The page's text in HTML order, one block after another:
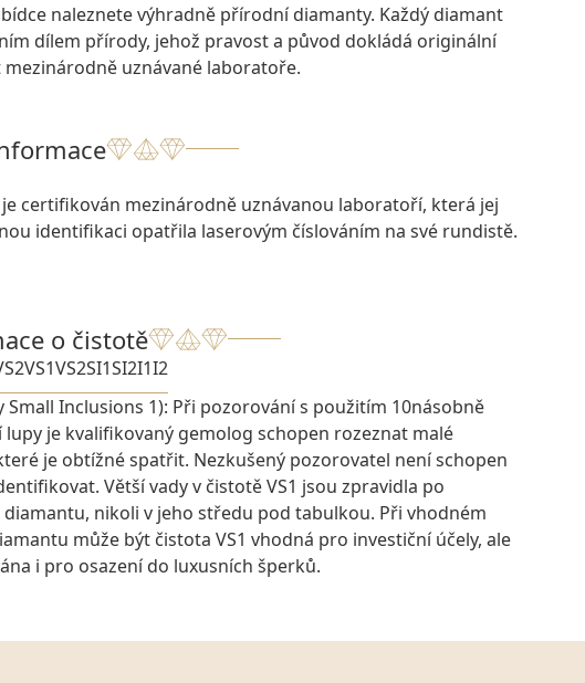
naleznete výhradně přírodní diamanty. Každý diamant
dílem přírody, jehož pravost a původ dokládá originální
uznávané laboratoře.
certifikován mezinárodně uznávanou laboratoří, která jej
identifikaci opatřila laserovým číslováním na své rundistě.
o čistotě
VS1VS2SI1SI2I1I2
Small Inclusions 1): Při pozorování s použitím 10násobně
lupy je kvalifikovaný gemolog schopen rozeznat malé
je obtížné spatřit. Nezkušený pozorovatel není schopen
Větší vady v čistotě VS1 jsou zpravidla po
nikoli v jeho středu pod tabulkou. Při vhodném
může být čistota VS1 vhodná pro investiční účely, ale
i pro osazení do luxusních šperků.